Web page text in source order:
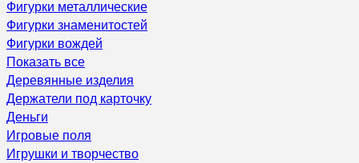
Фигурки металлические
Фигурки знаменитостей
Фигурки вождей
Показать все
Деревянные изделия
Держатели под карточку
Деньги
Игровые поля
Игрушки и творчество